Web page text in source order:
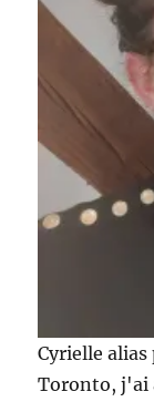
Cyrielle
Toronto, j'ai